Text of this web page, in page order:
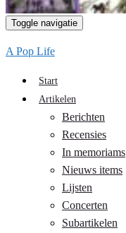
Toggle navigatie
A Pop Life
Start
Artikelen
Berichten
Recensies
In memoriams
Nieuws items
Lijsten
Concerten
Subartikelen